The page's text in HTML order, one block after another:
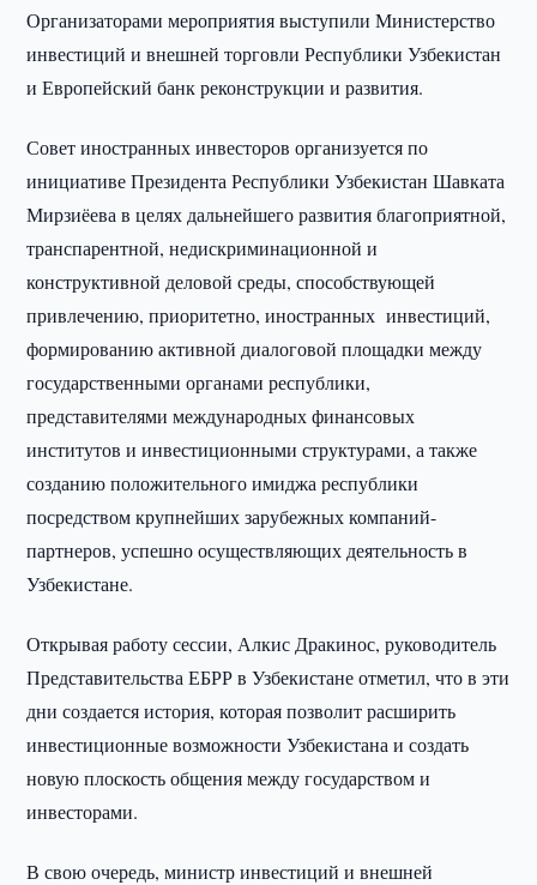
Организаторами мероприятия выступили Министерство
инвестиций и внешней торговли Республики Узбекистан
и Европейский банк реконструкции и развития.
Совет иностранных инвесторов организуется по
инициативе Президента Республики Узбекистан Шавката
Мирзиёева в целях дальнейшего развития благоприятной,
транспарентной, недискриминационной и
конструктивной деловой среды, способствующей
привлечению, приоритетно, иностранных инвестиций,
формированию активной диалоговой площадки между
государственными органами республики,
представителями международных финансовых
институтов и инвестиционными структурами, а также
созданию положительного имиджа республики
посредством крупнейших зарубежных компаний-
партнеров, успешно осуществляющих деятельность в
Узбекистане.
Открывая работу сессии, Алкис Дракинос, руководитель
Представительства ЕБРР в Узбекистане отметил, что в эти
дни создается история, которая позволит расширить
инвестиционные возможности Узбекистана и создать
новую плоскость общения между государством и
инвесторами.
В свою очередь, министр инвестиций и внешней